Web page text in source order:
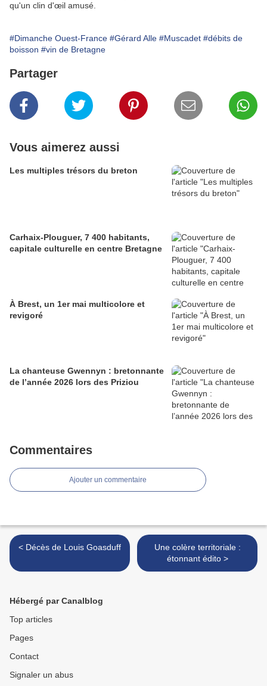
qu'un clin d'œil amusé.
#Dimanche Ouest-France #Gérard Alle #Muscadet #débits de
boisson #vin de Bretagne
Partager
Vous aimerez aussi
Les multiples trésors du breton
Carhaix-Plouguer, 7 400 habitants,
capitale culturelle en centre Bretagne
À Brest, un 1er mai multicolore et
revigoré
La chanteuse Gwennyn : bretonnante
de l’année 2026 lors des Priziou
Commentaires
Ajouter un commentaire
< Décès de Louis Goasduff
Une colère territoriale :
étonnant édito >
Hébergé par Canalblog
Top articles
Pages
Contact
Signaler un abus